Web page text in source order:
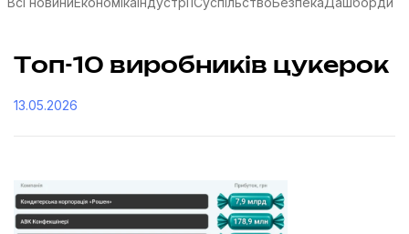
Топ-10 виробників цукерок
13.05.2026